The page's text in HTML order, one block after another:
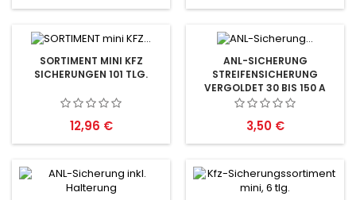
SORTIMENT MINI KFZ
SICHERUNGEN 101 TLG.
Preis
12,96 €
ANL-SICHERUNG
STREIFENSICHERUNG
VERGOLDET 30 BIS 150 A
Preis
3,50 €